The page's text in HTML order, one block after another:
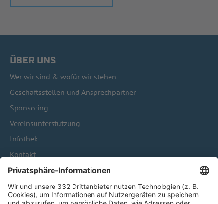
ÜBER UNS
Wer wir sind & wofür wir stehen
Geschäftsstellen und Ansprechpartner
Sponsoring
Vereinsunterstützung
Infothek
Kontakt
HÄUFIG BESUCHTE SEITEN
Pässe und Vereinswechsel